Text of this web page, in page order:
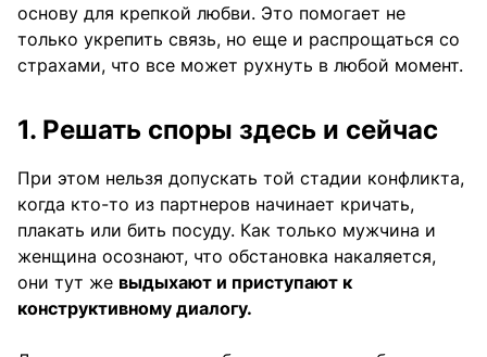
основу для крепкой любви. Это помогает не
только укрепить связь, но еще и распрощаться со
страхами, что все может рухнуть в любой момент.
1. Решать споры здесь и сейчас
При этом нельзя допускать той стадии конфликта,
когда кто-то из партнеров начинает кричать,
плакать или бить посуду. Как только мужчина и
женщина осознают, что обстановка накаляется,
они тут же выдыхают и приступают к
конструктивному диалогу.